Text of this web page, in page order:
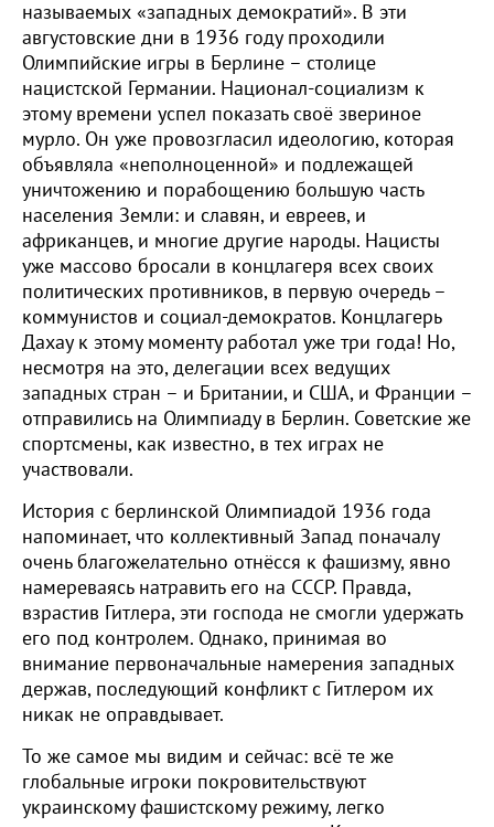
называемых «западных демократий». В эти
августовские дни в 1936 году проходили
Олимпийские игры в Берлине – столице
нацистской Германии. Национал-социализм к
этому времени успел показать своё звериное
мурло. Он уже провозгласил идеологию, которая
объявляла «неполноценной» и подлежащей
уничтожению и порабощению большую часть
населения Земли: и славян, и евреев, и
африканцев, и многие другие народы. Нацисты
уже массово бросали в концлагеря всех своих
политических противников, в первую очередь –
коммунистов и социал-демократов. Концлагерь
Дахау к этому моменту работал уже три года! Но,
несмотря на это, делегации всех ведущих
западных стран – и Британии, и США, и Франции –
отправились на Олимпиаду в Берлин. Советские же
спортсмены, как известно, в тех играх не
участвовали.
История с берлинской Олимпиадой 1936 года
напоминает, что коллективный Запад поначалу
очень благожелательно отнёсся к фашизму, явно
намереваясь натравить его на СССР. Правда,
взрастив Гитлера, эти господа не смогли удержать
его под контролем. Однако, принимая во
внимание первоначальные намерения западных
держав, последующий конфликт с Гитлером их
никак не оправдывает.
То же самое мы видим и сейчас: всё те же
глобальные игроки покровительствуют
украинскому фашистскому режиму, легко